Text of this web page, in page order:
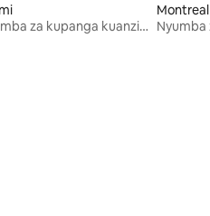
Nyumba za kupanga kuanzia mwezi mmoja
Montreal